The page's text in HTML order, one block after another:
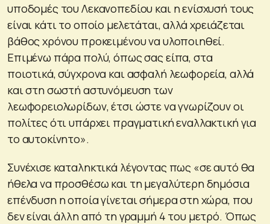
υποδομές του Λεκανοπεδίου και η ενίσχυσή τους
είναι κάτι το οποίο μελετάται, αλλά χρειάζεται
βάθος χρόνου προκειμένου να υλοποιηθεί.
Επιμένω πάρα πολύ, όπως σας είπα, στα
ποιοτικά, σύγχρονα και ασφαλή λεωφορεία, αλλά
και στη σωστή αστυνόμευση των
λεωφορειολωρίδων, έτσι ώστε να γνωρίζουν οι
πολίτες ότι υπάρχει πραγματική εναλλακτική για
το αυτοκίνητο».
Συνέχισε καταληκτικά λέγοντας πως «σε αυτό θα
ήθελα να προσθέσω και τη μεγαλύτερη δημόσια
επένδυση η οποία γίνεται σήμερα στη χώρα, που
δεν είναι άλλη από τη γραμμή 4 του μετρό. Όπως